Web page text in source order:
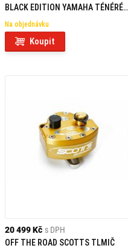
BLACK EDITION YAMAHA TÉNÉRÉ
Na objednávku
Koupit
20 499 Kč s DPH
OFF THE ROAD SCOTTS TLMIČ